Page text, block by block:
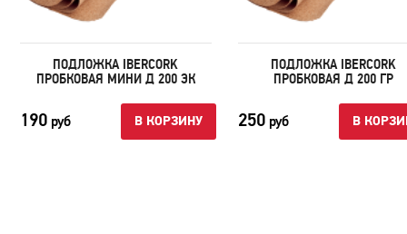
ПОДЛОЖКА IBERCORK
ПРОБКОВАЯ МИНИ Д 200 ЭК
190 руб В КОРЗИНУ
ПОДЛОЖКА IBERCORK
ПРОБКОВАЯ Д 200 ГР
250 руб В